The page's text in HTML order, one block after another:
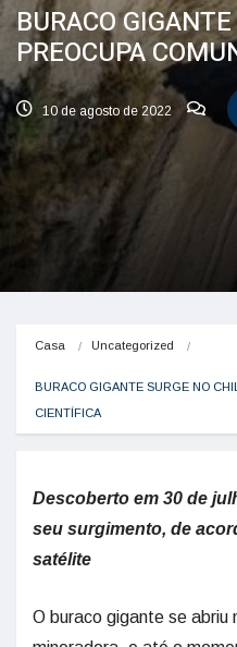
BURACO
PREOCUPA
10 de agosto de 2022
Casa Uncategorized
BURACO GIGANTE SURGE NO
CIENTÍFICA
Descoberto em 30 de
seu surgimento, de
satélite
O buraco gigante se abriu